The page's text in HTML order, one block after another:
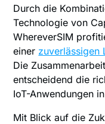
Durch die
Technologie von
WhereverSIM
einer zuverlässigen
Die
entscheidend die
IoT-Anwendungen
Mit Blick auf die